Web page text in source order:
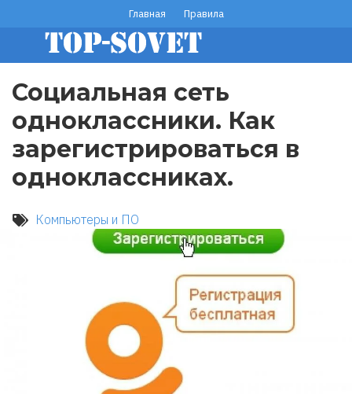
основному
содержанию
footer
menu
Главная Правила
Социальная сеть
одноклассники. Как
зарегистрироваться в
одноклассниках.
Компьютеры и ПО